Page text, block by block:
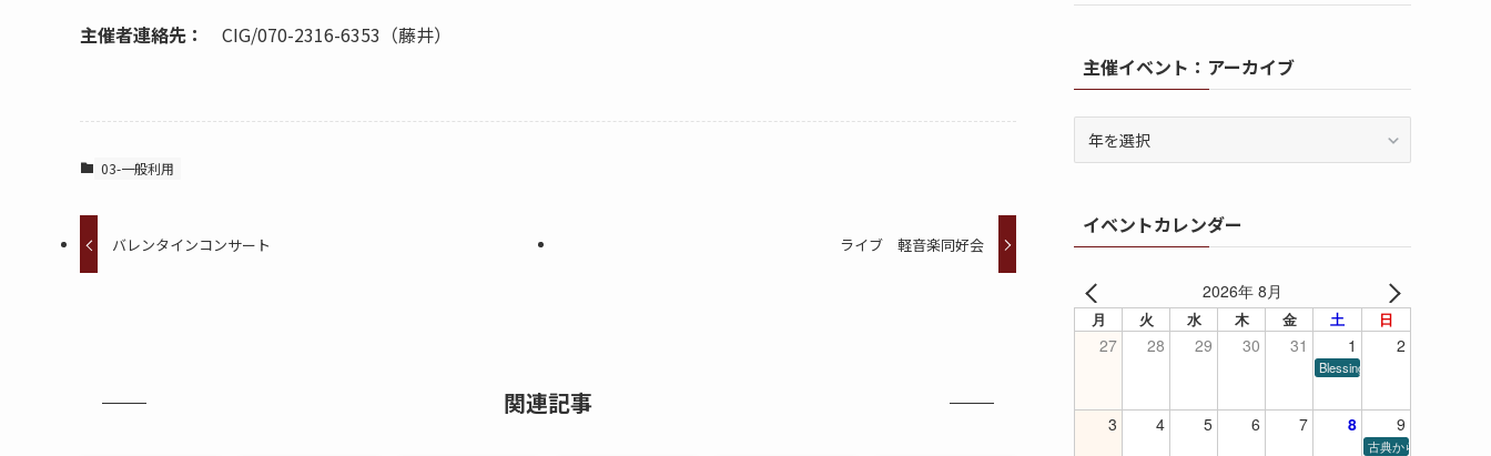
主催者連絡先：
CIG/070-2316-6353（藤井）
03-一般利用
バレンタインコンサート ライブ 軽音楽同好会
関連記事
主催イベント：アーカイブ
イベントカレンダー
2026年 8月
月 火 水 木 金 土 日
27 28 29 30 31 1 2
Blessings of Piano
3 4 5 6 7 8 9
古典から現代まで